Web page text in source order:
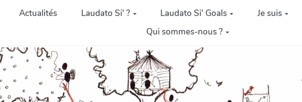
Actualités Laudato Si' ? Laudato Si' Goals
Je suis
Qui sommes-nous ?